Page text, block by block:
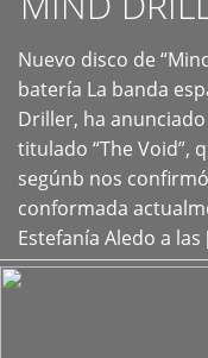
Nuevo disco de
batería La banda
Driller, ha
titulado “The Void”,
segúnb nos
conformada
Estefanía Aledo a